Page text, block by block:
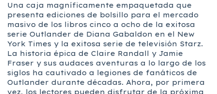
Una caja magníficamente empaquetada que
presenta ediciones de bolsillo para el mercado
masivo de los libros cinco a ocho de la exitosa
serie Outlander de Diana Gabaldon en el New
York Times y la exitosa serie de televisión Starz.
La historia épica de Claire Randall y Jamie
Fraser y sus audaces aventuras a lo largo de los
siglos ha cautivado a legiones de fanáticos de
Outlander durante décadas. Ahora, por primera
vez, los lectores pueden disfrutar de la próxima